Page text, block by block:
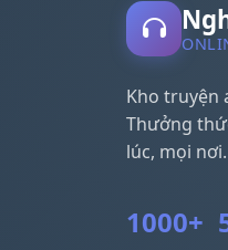
Kho truyện
Thưởng
lúc, mọi nơi.
1000+